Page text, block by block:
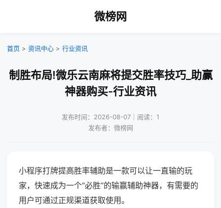
微榜网
首页 > 资讯中心 > 行业资讯
制胜布局!微乐云南麻将提交胜率技巧_助赢
神器购买-行业资讯
发布时间：2026-08-07｜阅读：1
发布者：微榜网
小程序打牌提高胜率辅助是一款可以让一直输的玩
家，快速成为一个“必胜”的输赢辅助神器，有需要的
用户可通过正规渠道获取使用。